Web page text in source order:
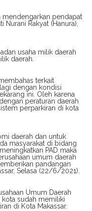
mendengarkan pendapat
Nurani Rakyat (Hanura),
usaha milik daerah
daerah.
terkait
dengan kondisi
ini. Oleh karena
peraturan daerah
perparkiran di kota
daerah dan untuk
masyarakat di bidang
PAD maka
umum daerah
pandangan
Selasa (22/6/2021).
Umum Daerah
kota sudah memiliki
di Kota Makassar.